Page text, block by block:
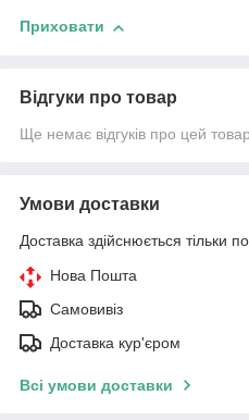
Приховати
Відгуки про товар
Ще немає відгуків про цей товар
Умови доставки
Доставка здійснюється тільки
Нова Пошта
Самовивіз
Доставка кур'єром
Всі умови доставки